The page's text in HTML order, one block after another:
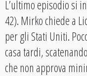
L’ultimo episodio si
42). Mirko chiede a
per gli Stati Uniti.
casa tardi,
che non approva